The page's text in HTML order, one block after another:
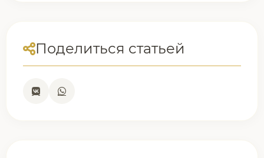
Поделиться статьей